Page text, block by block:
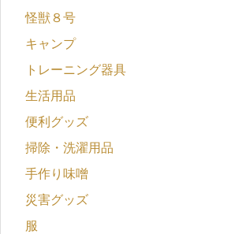
怪獣８号
キャンプ
トレーニング器具
生活用品
便利グッズ
掃除・洗濯用品
手作り味噌
災害グッズ
服